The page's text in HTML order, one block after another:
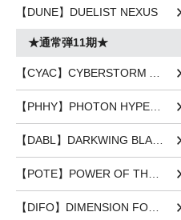
【DUNE】DUELIST NEXUS
★通常弾11期★